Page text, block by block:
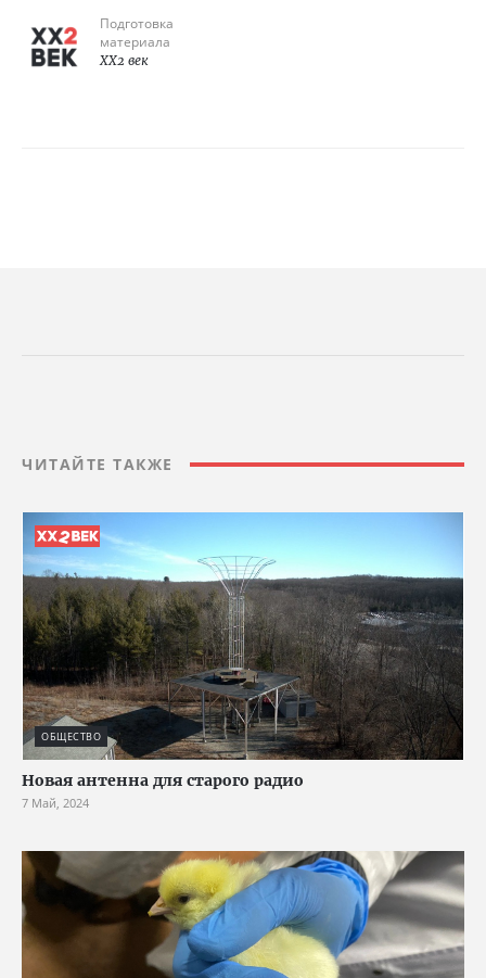
Подготовка
материала
XX2 век
ЧИТАЙТЕ ТАКЖЕ
ОБЩЕСТВО
Новая антенна для старого радио
7 Май, 2024